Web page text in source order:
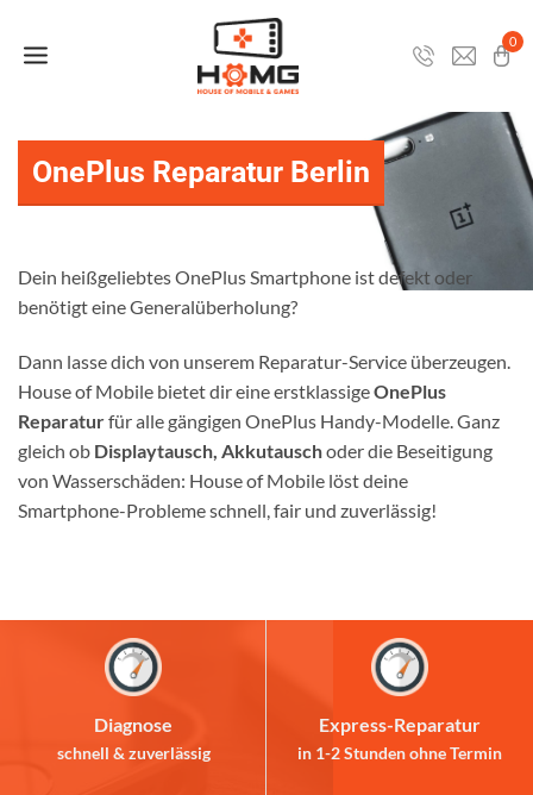
Inhalt
0
OnePlus Reparatur Berlin
Dein heißgeliebtes OnePlus Smartphone ist defekt oder
benötigt eine Generalüberholung?
Dann lasse dich von unserem Reparatur-Service überzeugen.
House of Mobile bietet dir eine erstklassigeOnePlus
Reparaturfür alle gängigen OnePlus Handy-Modelle. Ganz
gleich ob Displaytausch, Akkutauschoder die Beseitigung
von Wasserschäden: House of Mobile löst deine
Smartphone-Probleme schnell, fair und zuverlässig!
Diagnose
schnell & zuverlässig
Express-Reparatur
in 1-2 Stunden ohne Termin